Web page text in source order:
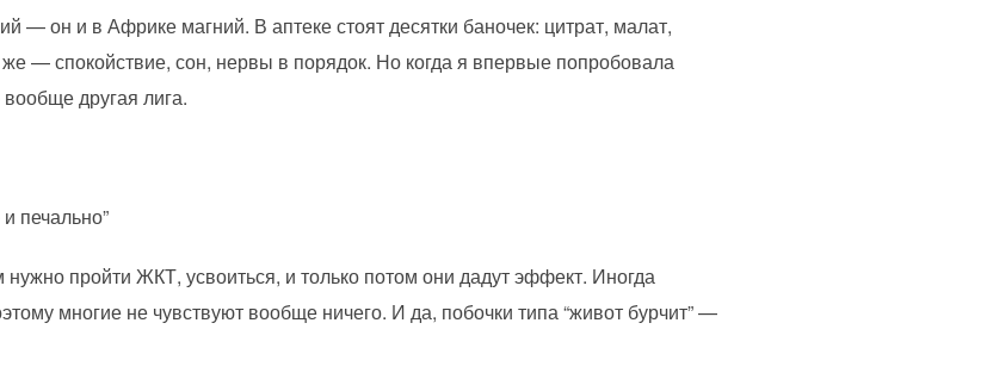
— он и в Африке магний. В аптеке стоят десятки баночек: цитрат, малат,
— спокойствие, сон, нервы в порядок. Но когда я впервые попробовала
другая лига.
печально”
пройти ЖКТ, усвоиться, и только потом они дадут эффект. Иногда
многие не чувствуют вообще ничего. И да, побочки типа “живот бурчит” —